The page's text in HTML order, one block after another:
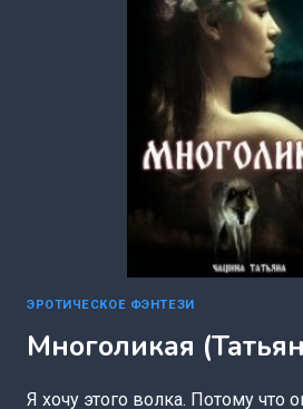
ЭРОТИЧЕСКОЕ ФЭНТЕЗИ
Многоликая
Я хочу этого волка. Потому что